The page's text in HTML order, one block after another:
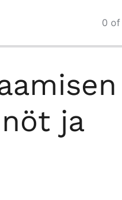
0 of
ja